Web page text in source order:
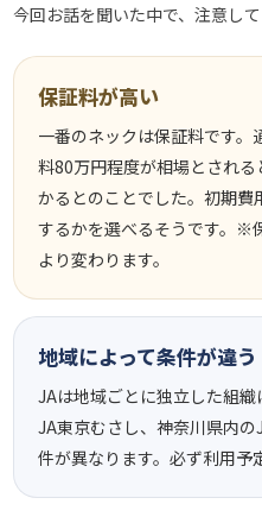
今回お話を聞いた中で、注意し
保証料が高い
一番のネックは保証料です
料80万円程度が相場とされ
かるとのことでした。初期
するかを選べるそうです。※
より変わります。
地域によって条件が違う
JAは地域ごとに独立した組織
JA東京むさし、神奈川県内
件が異なります。必ず利用予